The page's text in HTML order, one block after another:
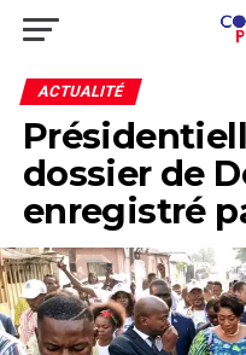
ACTUALITÉ
dossier de
enregistré